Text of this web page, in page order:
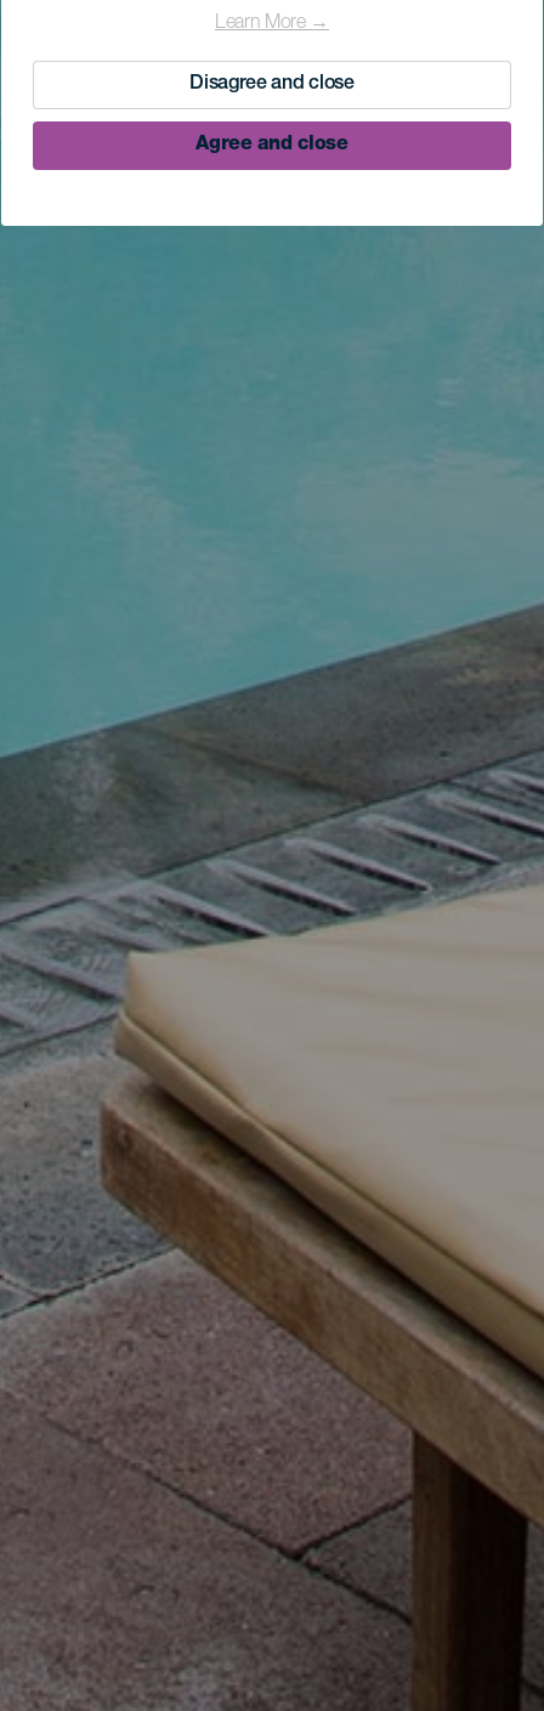
Learn More →
Disagree and close
Agree and close